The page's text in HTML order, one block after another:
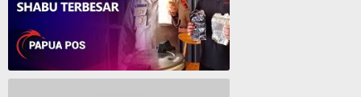
Polresta Jayapura Berhasil ungkap jaringan peredaran shabu terbesar